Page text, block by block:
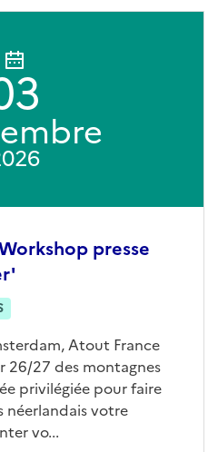
presse
Atout France
26/27 des montagnes
privilégiée pour faire
néerlandais votre
vo...